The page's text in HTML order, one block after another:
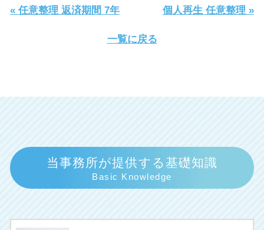
« 任意整理 返済期間 7年 個人再生 任意整理 »
一覧に戻る
当事務所が提供する基礎知識
Basic Knowledge